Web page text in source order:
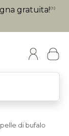
gratuita! (1)
di bufalo